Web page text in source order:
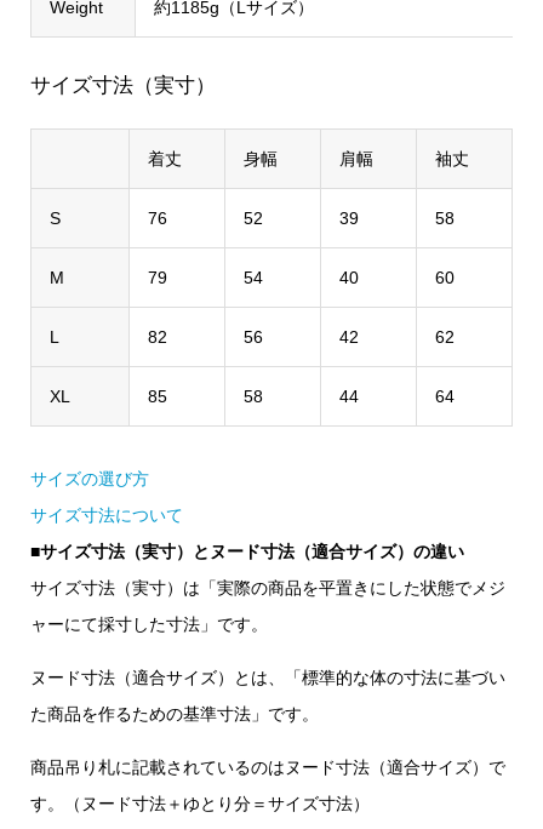
Weight 約1185g（Lサイズ）
サイズ寸法（実寸）
着丈 身幅 肩幅 袖丈
S 76 52 39 58
M 79 54 40 60
L 82 56 42 62
XL 85 58 44 64
サイズの選び方
サイズ寸法について
■サイズ寸法（実寸）とヌード寸法（適合サイズ）の違い
サイズ寸法（実寸）は「実際の商品を平置きにした状態でメジ
ャーにて採寸した寸法」です。
ヌード寸法（適合サイズ）とは、「標準的な体の寸法に基づい
た商品を作るための基準寸法」です。
商品吊り札に記載されているのはヌード寸法（適合サイズ）で
す。（ヌード寸法＋ゆとり分＝サイズ寸法）